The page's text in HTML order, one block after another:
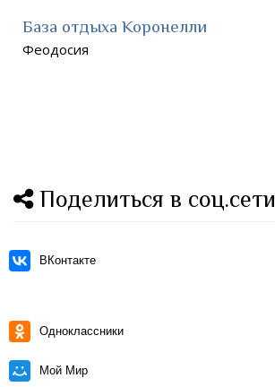
База отдыха Коронелли
Феодосия
Поделиться в соц.сети
ВКонтакте
Одноклассники
Мой Мир